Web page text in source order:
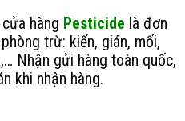
hàng Pesticide là đơn
trừ: kiến, gián, mối,
Nhận gửi hàng toàn quốc,
khi nhận hàng.